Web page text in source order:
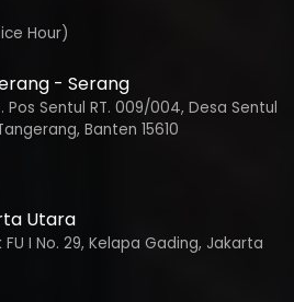
Hour)
- Serang
Pos Sentul RT. 009/004, Desa Sentul
Banten 15610
Utara
FU I No. 29, Kelapa Gading, Jakarta